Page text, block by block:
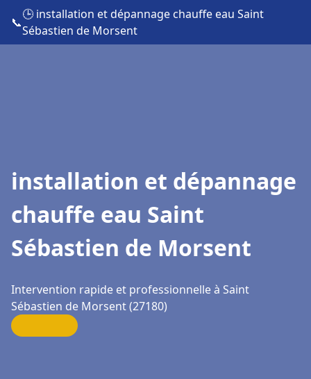
📞
🕒 installation et dépannage chauffe eau Saint
Sébastien de Morsent
installation et dépannage
chauffe eau Saint
Sébastien de Morsent
Intervention rapide et professionnelle à Saint
Sébastien de Morsent (27180)